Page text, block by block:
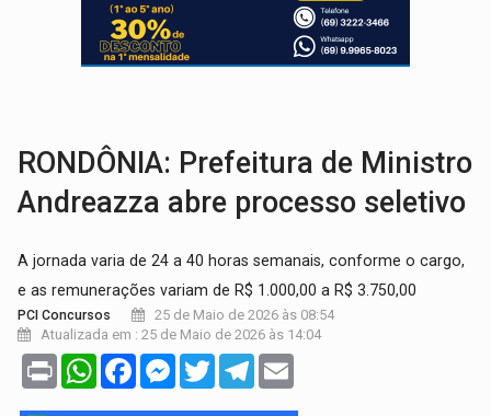
AÇÃO CONJUNTA: Forças policiais apreendem cerca de 1kg de
PF ESTÁ APURANDO: Flávio Bolsonaro escolhe Alfredo Gaspar como vice, alvo de
RONDÔNIA: Prefeitura de Ministro
Andreazza abre processo seletivo
A jornada varia de 24 a 40 horas semanais, conforme o cargo,
e as remunerações variam de R$ 1.000,00 a R$ 3.750,00
PCI Concursos
25 de Maio de 2026 às 08:54
Atualizada em : 25 de Maio de 2026 às 14:04
Print WhatsAppFacebookMessenger
TwitterTelegram